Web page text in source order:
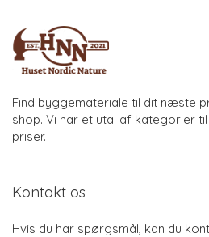
Find byggemateriale til dit næste
shop. Vi har et utal af kategorier
priser.
Kontakt os
Hvis du har spørgsmål, kan du